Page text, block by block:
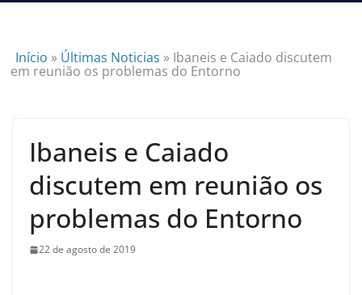
Início » Últimas Noticias » Ibaneis e Caiado discutem
em reunião os problemas do Entorno
Ibaneis e Caiado
discutem em reunião os
problemas do Entorno
22 de agosto de 2019